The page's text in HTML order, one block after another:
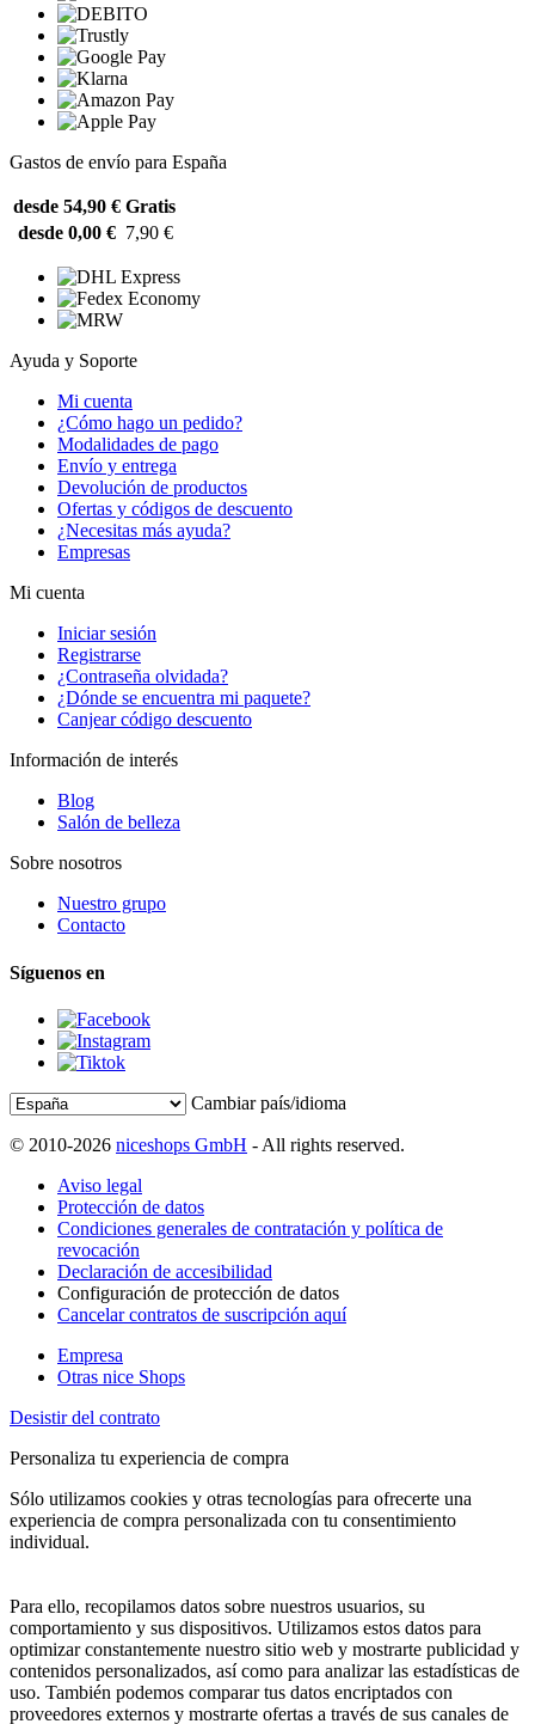
Gastos de envío para España
desde 54,90 € Gratis
desde 0,00 € 7,90 €
Ayuda y Soporte
Mi cuenta
¿Cómo hago un pedido?
Modalidades de pago
Envío y entrega
Devolución de productos
Ofertas y códigos de descuento
¿Necesitas más ayuda?
Empresas
Mi cuenta
Iniciar sesión
Registrarse
¿Contraseña olvidada?
¿Dónde se encuentra mi paquete?
Canjear código descuento
Información de interés
Blog
Salón de belleza
Sobre nosotros
Nuestro grupo
Contacto
Síguenos en
Cambiar país/idioma
© 2010-2026 niceshops GmbH - All rights reserved.
Aviso legal
Protección de datos
Condiciones generales de contratación y política de
revocación
Declaración de accesibilidad
Configuración de protección de datos
Cancelar contratos de suscripción aquí
Empresa
Otras nice Shops
Desistir del contrato
Personaliza tu experiencia de compra
Sólo utilizamos cookies y otras tecnologías para ofrecerte una
experiencia de compra personalizada con tu consentimiento
individual.
Para ello, recopilamos datos sobre nuestros usuarios, su
comportamiento y sus dispositivos. Utilizamos estos datos para
optimizar constantemente nuestro sitio web y mostrarte publicidad y
contenidos personalizados, así como para analizar las estadísticas de
uso. También podemos comparar tus datos encriptados con
proveedores externos y mostrarte ofertas a través de sus canales de